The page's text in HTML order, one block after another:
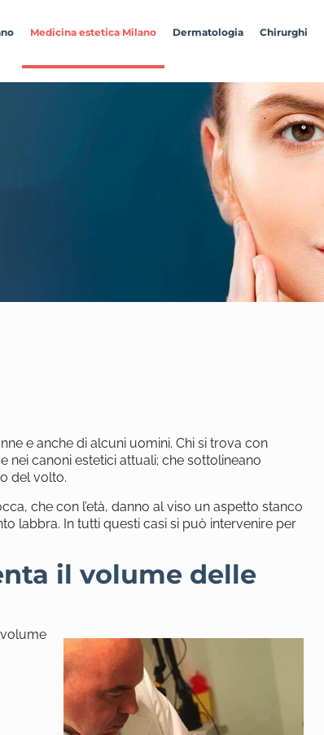
Medicina estetica Milano Dermatologia Chirurghi
e anche di alcuni uomini. Chi si trova con
nei canoni estetici attuali; che sottolineano
del volto.
che con l’età, danno al viso un aspetto stanco
labbra. In tutti questi casi si può intervenire per
il volume delle